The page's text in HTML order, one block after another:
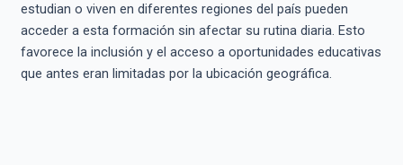
estudian o viven en diferentes regiones del país pueden
acceder a esta formación sin afectar su rutina diaria. Esto
favorece la inclusión y el acceso a oportunidades educativas
que antes eran limitadas por la ubicación geográfica.